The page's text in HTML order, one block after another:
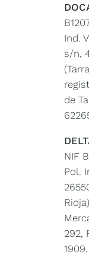
Ind.
s/n,
de
NIF
Pol.
292,